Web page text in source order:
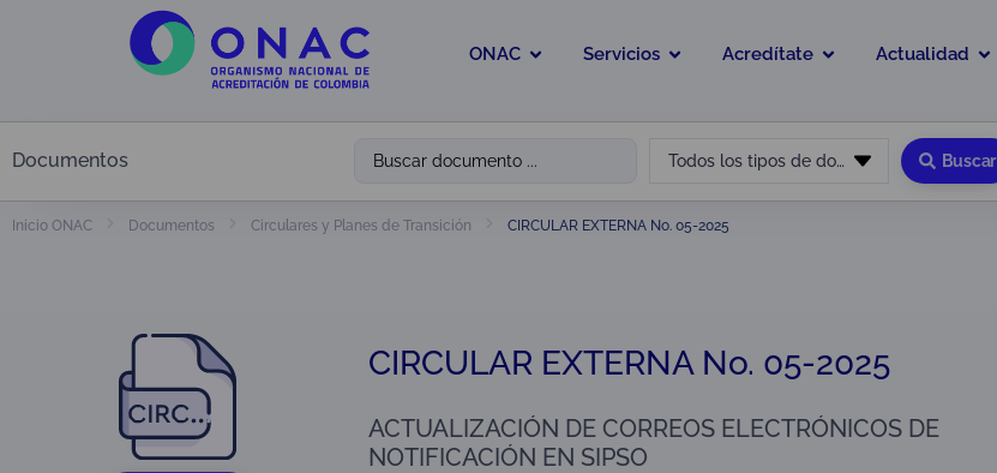
ONAC Servicios Acredítate Actualidad
Documentos Todos los tipos de documento Buscar
Inicio ONAC Documentos Circulares y Planes de Transición CIRCULAR EXTERNA No. 05-2025
CIRCULAR EXTERNA No. 05-2025
ACTUALIZACIÓN DE CORREOS ELECTRÓNICOS DE
NOTIFICACIÓN EN SIPSO